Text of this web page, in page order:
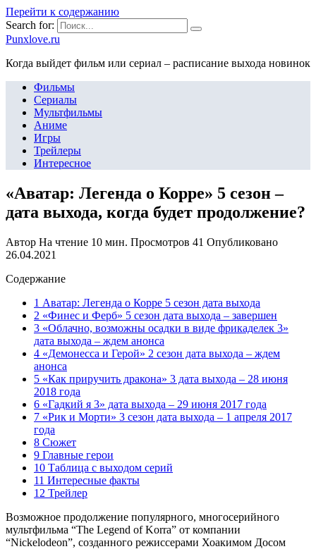
Перейти к содержанию
Search for:
Punxlove.ru
Когда выйдет фильм или сериал – расписание выхода новинок
Фильмы
Сериалы
Мультфильмы
Аниме
Игры
Трейлеры
Интересное
«Аватар: Легенда о Корре» 5 сезон –
дата выхода, когда будет продолжение?
Автор На чтение 10 мин. Просмотров 41 Опубликовано
26.04.2021
Содержание
1 Аватар: Легенда о Корре 5 сезон дата выхода
2 «Финес и Ферб» 5 сезон дата выхода – завершен
3 «Облачно, возможны осадки в виде фрикаделек 3»
дата выхода – ждем анонса
4 «Демонесса и Герой» 2 сезон дата выхода – ждем
анонса
5 «Как приручить дракона» 3 дата выхода – 28 июня
2018 года
6 «Гадкий я 3» дата выхода – 29 июня 2017 года
7 «Рик и Морти» 3 сезон дата выхода – 1 апреля 2017
года
8 Сюжет
9 Главные герои
10 Таблица с выходом серий
11 Интересные факты
12 Трейлер
Возможное продолжение популярного, многосерийного
мультфильма “The Legend of Korra” от компании
“Nickelodeon”, созданного режиссерами Хоакимом Досом